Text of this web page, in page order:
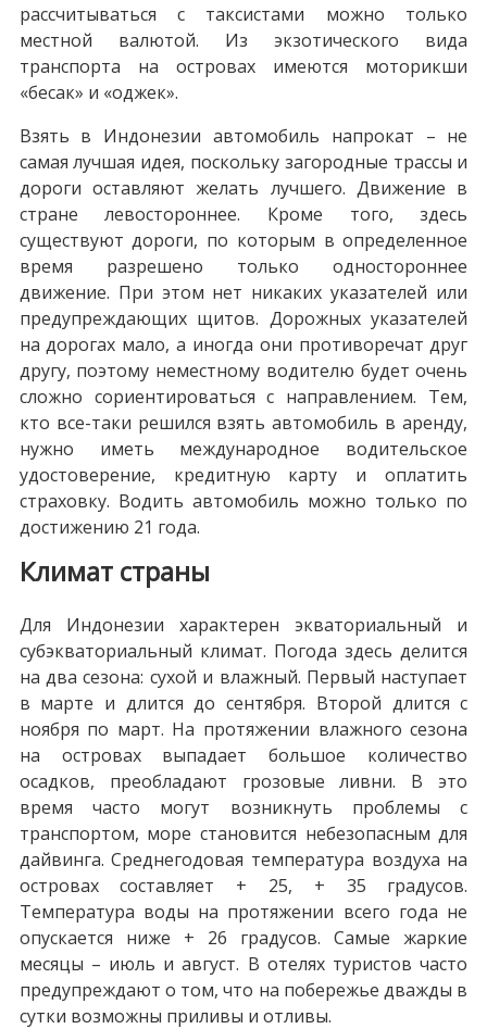
рассчитываться с таксистами можно только
местной валютой. Из экзотического вида
транспорта на островах имеются моторикши
«бесак» и «оджек».
Взять в Индонезии автомобиль напрокат – не
самая лучшая идея, поскольку загородные трассы и
дороги оставляют желать лучшего. Движение в
стране левостороннее. Кроме того, здесь
существуют дороги, по которым в определенное
время разрешено только одностороннее
движение. При этом нет никаких указателей или
предупреждающих щитов. Дорожных указателей
на дорогах мало, а иногда они противоречат друг
другу, поэтому неместному водителю будет очень
сложно сориентироваться с направлением. Тем,
кто все-таки решился взять автомобиль в аренду,
нужно иметь международное водительское
удостоверение, кредитную карту и оплатить
страховку. Водить автомобиль можно только по
достижению 21 года.
Климат страны
Для Индонезии характерен экваториальный и
субэкваториальный климат. Погода здесь делится
на два сезона: сухой и влажный. Первый наступает
в марте и длится до сентября. Второй длится с
ноября по март. На протяжении влажного сезона
на островах выпадает большое количество
осадков, преобладают грозовые ливни. В это
время часто могут возникнуть проблемы с
транспортом, море становится небезопасным для
дайвинга. Среднегодовая температура воздуха на
островах составляет + 25, + 35 градусов.
Температура воды на протяжении всего года не
опускается ниже + 26 градусов. Самые жаркие
месяцы – июль и август. В отелях туристов часто
предупреждают о том, что на побережье дважды в
сутки возможны приливы и отливы.